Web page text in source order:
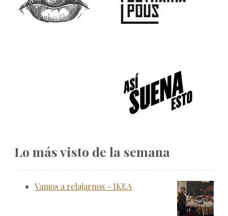
Lo más visto de la semana
Vamos a relajarnos - IKEA